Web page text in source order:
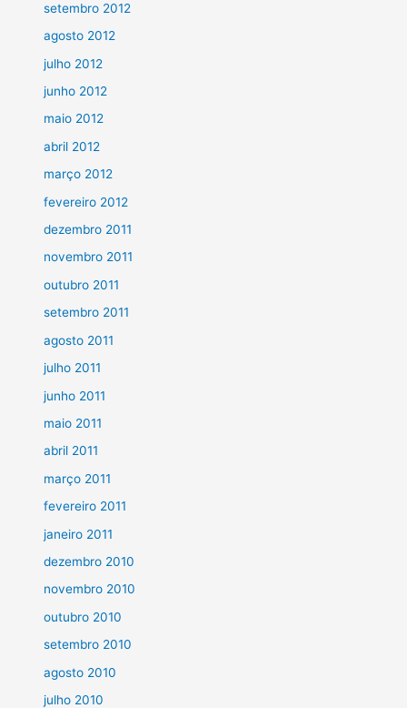
setembro 2012
agosto 2012
julho 2012
junho 2012
maio 2012
abril 2012
março 2012
fevereiro 2012
dezembro 2011
novembro 2011
outubro 2011
setembro 2011
agosto 2011
julho 2011
junho 2011
maio 2011
abril 2011
março 2011
fevereiro 2011
janeiro 2011
dezembro 2010
novembro 2010
outubro 2010
setembro 2010
agosto 2010
julho 2010